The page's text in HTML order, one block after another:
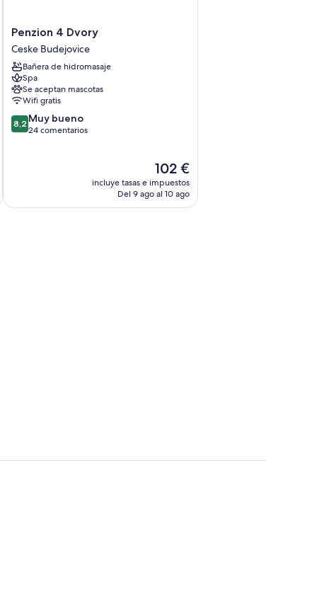
Penzion
4
Dvory
Ceske
Budejovice
Penzion 4 Dvory
Ceske Budejovice
Bañera de hidromasaje
Spa
Se aceptan mascotas
Wifi gratis
8.2
sobre
8,2 Muy bueno
24 comentarios
El
precio
actual
102 €
incluye tasas e impuestos
Del 9 ago al 10 ago